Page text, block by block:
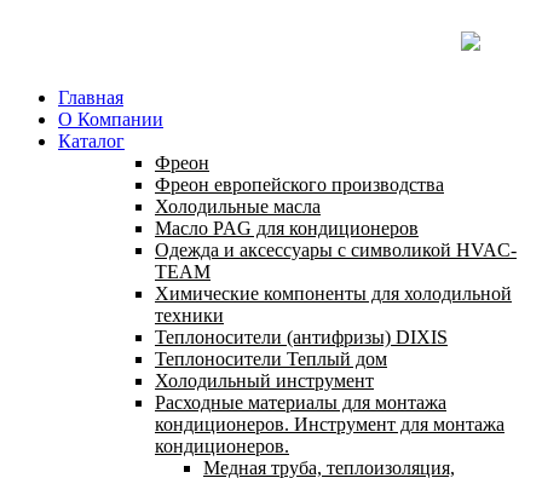
Главная
О Компании
Каталог
Фреон
Фреон европейского производства
Холодильные масла
Масло PAG для кондиционеров
Одежда и аксессуары с символикой HVAC-
TEAM
Химические компоненты для холодильной
техники
Теплоносители (антифризы) DIXIS
Теплоносители Теплый дом
Холодильный инструмент
Расходные материалы для монтажа
кондиционеров. Инструмент для монтажа
кондиционеров.
Медная труба, теплоизоляция,